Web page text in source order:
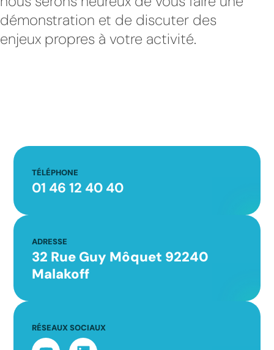
démonstration et de discuter des
enjeux propres à votre activité.
TÉLÉPHONE
01 46 12 40 40
ADRESSE
32 Rue Guy Môquet 92240
Malakoff
RÉSEAUX SOCIAUX